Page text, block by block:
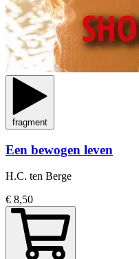
fragment
Een bewogen leven
H.C. ten Berge
€ 8,50